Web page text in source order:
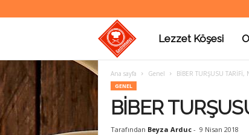
Lezzet Köşesi
Ana sayfa Genel BİBER TURŞUSU TARİFİ,
GENEL
BİBER
Tarafından Beyza Arduc- 9 Nisan 2018